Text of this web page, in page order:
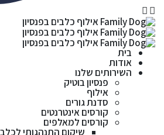
בית
אודות
השירותים שלנו
פנסיון בוטיק
אילוף
סדנת גורים
קורסים אינטרנטים
קורסים למאלפים
שיקום התנהגותי לכלבים